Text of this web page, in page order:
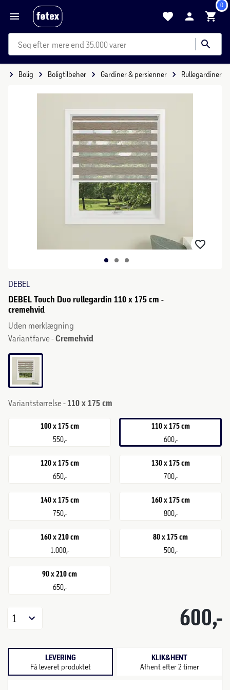
0
mere end 35.000 varer
Bolig Boligtilbehør Gardiner & persienner Rullegardiner
DEBEL
DEBEL Touch Duo rullegardin 110 x 175 cm -
cremehvid
Uden mørklægning
Variantfarve -Cremehvid
Variantstørrelse - 110 x 175 cm
100 x 175 cm
550,-
110 x 175 cm
600,-
120 x 175 cm
650,-
130 x 175 cm
700,-
140 x 175 cm
750,-
160 x 175 cm
800,-
160 x 210 cm
1.000,-
80 x 175 cm
500,-
90 x 210 cm
650,-
600,-
1
LEVERING
Få leveret produktet
KLIK&HENT
Afhent efter 2 timer